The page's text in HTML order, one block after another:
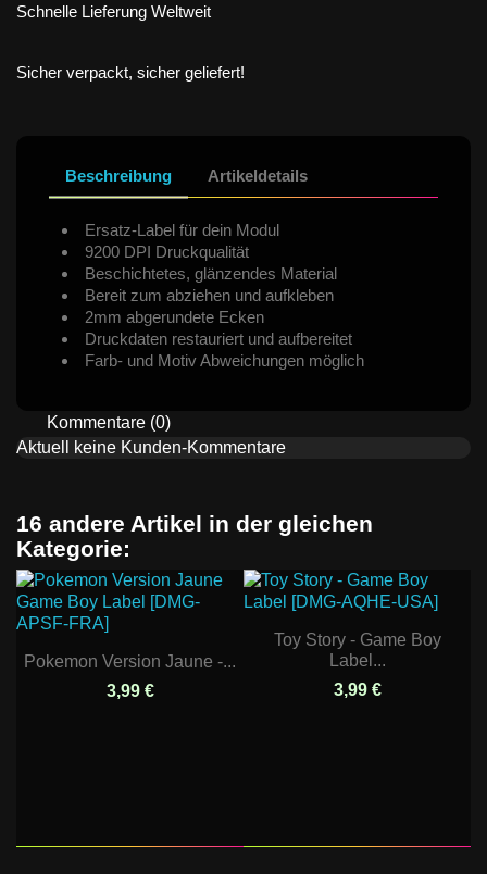
Schnelle Lieferung Weltweit
Sicher verpackt, sicher geliefert!
Beschreibung Artikeldetails
Ersatz-Label für dein Modul
9200 DPI Druckqualität
Beschichtetes, glänzendes Material
Bereit zum abziehen und aufkleben
2mm abgerundete Ecken
Druckdaten restauriert und aufbereitet
Farb- und Motiv Abweichungen möglich
Kommentare (0)
Aktuell keine Kunden-Kommentare
16 andere Artikel in der gleichen
Kategorie:
Pokemon Version Jaune -...
3,99 €
Toy Story - Game Boy
Label...
3,99 €